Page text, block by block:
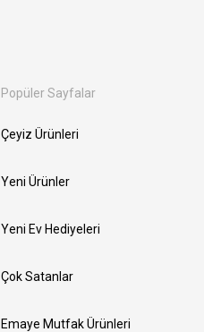
Popüler Sayfalar
Çeyiz Ürünleri
Yeni Ürünler
Yeni Ev Hediyeleri
Çok Satanlar
Emaye Mutfak Ürünleri